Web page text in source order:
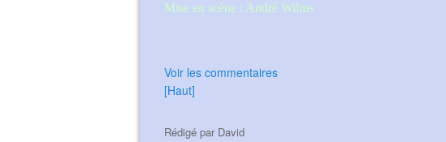
Mise en scène : André Wilms
Voir les commentaires
[Haut]
Rédigé par David